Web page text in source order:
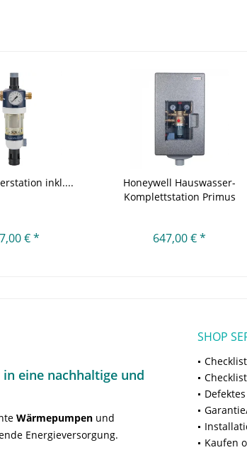
inkl....
€ *
Honeywell Hauswasser-
Komplettstation Primus
647,00 € *
eine nachhaltige und
Wärmepumpen und
Energieversorgung.
SHOP
Kaufen